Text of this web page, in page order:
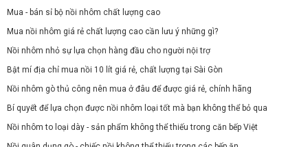
Mua - bán sỉ bộ nồi nhôm chất lượng cao
Mua nồi nhôm giá rẻ chất lượng cao cần lưu ý những gì?
Nồi nhôm nhỏ sự lựa chọn hàng đầu cho người nội trợ
Bật mí địa chỉ mua nồi 10 lít giá rẻ, chất lượng tại Sài Gòn
Nồi nhôm gò thủ công nên mua ở đâu để được giá rẻ, chính hãng
Bí quyết để lựa chọn được nồi nhôm loại tốt mà bạn không thể bỏ qua
Nồi nhôm to loại dày - sản phẩm không thể thiếu trong căn bếp Việt